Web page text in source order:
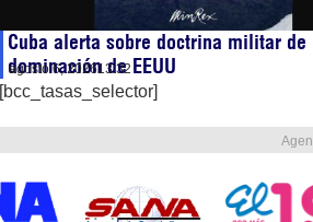
Cuba alerta sobre doctrina militar de
dominación de EEUU
agosto 6, 202613:32
[bcc_tasas_selector]